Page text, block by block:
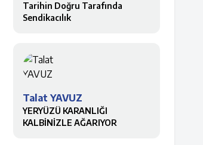
Tarihin Doğru Tarafında
Sendikacılık
Talat YAVUZ
YERYÜZÜ KARANLIĞI
KALBİNİZLE AĞARIYOR